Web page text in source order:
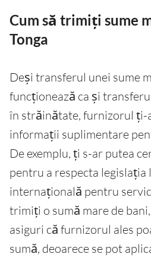
Cum să trimiți sume
Tonga
Deși transferul unei sume
funcționează ca și
în străinătate, furnizorul ți-
informații suplimentare
De exemplu, ți s-ar putea
pentru a respecta legislația
internațională pentru
trimiți o sumă mare de
asiguri că furnizorul ales
sumă, deoarece se pot